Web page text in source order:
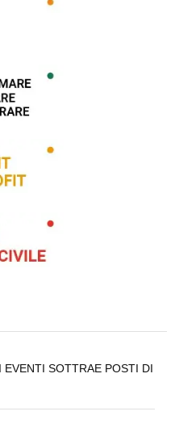
EVENTI SOTTRAE POSTI DI